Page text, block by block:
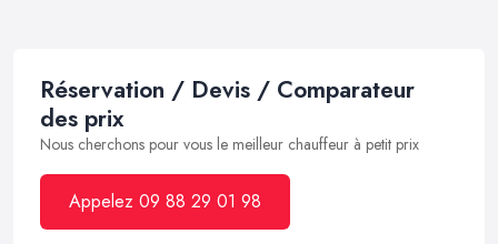
Réservation / Devis / Comparateur
des prix
Nous cherchons pour vous le meilleur chauffeur à petit prix
Appelez 09 88 29 01 98